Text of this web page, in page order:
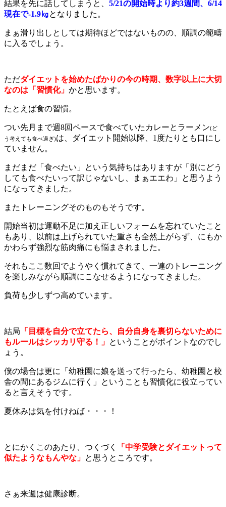
結果を先に話してしまうと、 5/21の開始時より約3週間、6/14
現在で-1.9㎏となりました。
まぁ滑り出しとしては期待ほどではないものの、順調の範疇
に入るでしょう。
ただダイエットを始めたばかりの今の時期、数字以上に大切
なのは「習慣化」 かと思います。
たとえば食の習慣。
つい先月まで週8回ペースで食べていたカレーとラーメン(ど
う考えても食べ過ぎ)は、ダイエット開始以降、1度たりとも口にし
ていません。
まだまだ「食べたい」という気持ちはありますが「別にどう
しても食べたいって訳じゃないし、まぁエエわ」と思うよう
になってきました。
またトレーニングそのものもそうです。
開始当初は運動不足に加え正しいフォームを忘れていたこと
もあり、以前は上げられていた重さも全然上がらず、にもか
かわらず強烈な筋肉痛にも悩まされました。
それもここ数回でようやく慣れてきて、一連のトレーニング
を楽しみながら順調にこなせるようになってきました。
負荷も少しずつ高めています。
結局 「目標を自分で立てたら、自分自身を裏切らないために
もルールはシッカリ守る！」 ということがポイントなのでし
ょう。
僕の場合は更に「幼稚園に娘を送って行ったら、幼稚園と校
舎の間にあるジムに行く」ということも習慣化に役立ってい
ると言えそうです。
夏休みは気を付けねば・・・！
とにかくこのあたり、つくづく
「中学受験とダイエットって
似たようなもんやな」 と思うところです。
さぁ来週は健康診断。